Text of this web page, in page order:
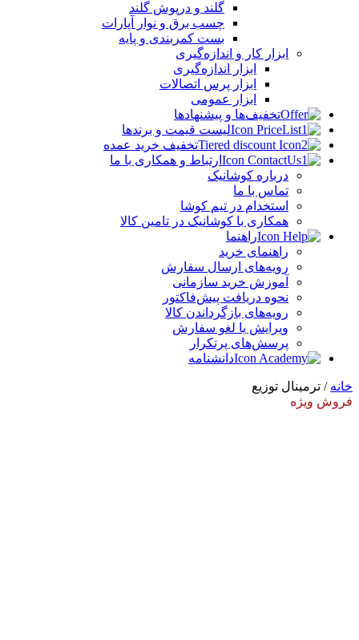
گلند و درپوش گلند
چسب برق و نوار آپارات
بست کمربندی و پایه
ابزار کار و اندازه‌گیری
ابزار اندازه‌گیری
ابزار پرس اتصالات
ابزار عمومی
تخفیف‌ها و پیشنهادها
لیست قیمت و برندها
تخفیف خرید عمده
ارتباط و همکاری با ما
درباره کوشانیک
تماس با ما
استخدام در تیم کوشا
همکاری با کوشانیک در تامین کالا
راهنما
راهنمای خرید
رویه‌های ارسال سفارش
آموزش خرید سازمانی
نحوه دریافت پیش‌فاکتور
رویه‌های بازگرداندن کالا
ویرایش یا لغو سفارش
پرسش‌های پرتکرار
دانشنامه
خانه / ترمینال توزیع
فروش ویژه